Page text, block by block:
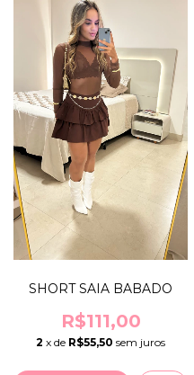
SHORT SAIA BABADO
R$111,00
2 x de R$55,50 sem juros